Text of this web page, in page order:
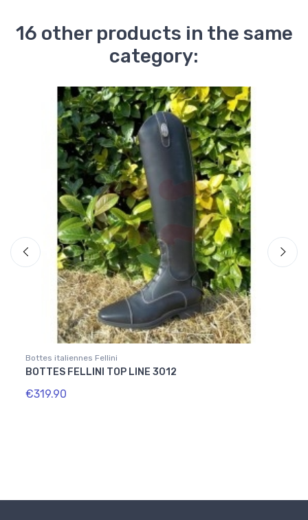
16 other products in the same
category:
Bottes italiennes Fellini
BOTTES FELLINI TOP LINE 3012
€319.90